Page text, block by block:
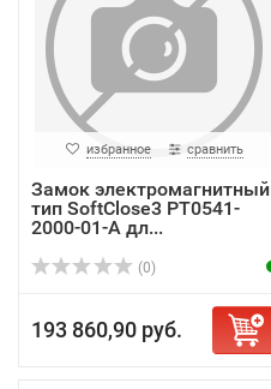
избранное сравнить
Замок электромагнитный
тип SoftClose3 PT0541-
2000-01-A дл...
(0)
193 860,90 руб.